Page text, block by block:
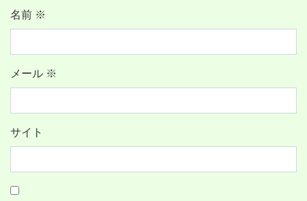
名前 ※
メール ※
サイト